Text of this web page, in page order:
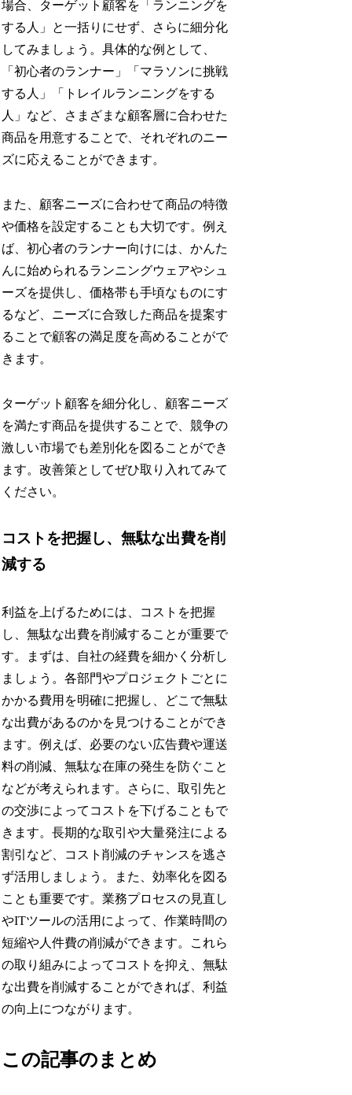
場合、ターゲット顧客を「ランニングを
する人」と一括りにせず、さらに細分化
してみましょう。具体的な例として、
「初心者のランナー」「マラソンに挑戦
する人」「トレイルランニングをする
人」など、さまざまな顧客層に合わせた
商品を用意することで、それぞれのニー
ズに応えることができます。
また、顧客ニーズに合わせて商品の特徴
や価格を設定することも大切です。例え
ば、初心者のランナー向けには、かんた
んに始められるランニングウェアやシュ
ーズを提供し、価格帯も手頃なものにす
るなど、ニーズに合致した商品を提案す
ることで顧客の満足度を高めることがで
きます。
ターゲット顧客を細分化し、顧客ニーズ
を満たす商品を提供することで、競争の
激しい市場でも差別化を図ることができ
ます。改善策としてぜひ取り入れてみて
ください。
コストを把握し、無駄な出費を削
減する
利益を上げるためには、コストを把握
し、無駄な出費を削減することが重要で
す。まずは、自社の経費を細かく分析し
ましょう。各部門やプロジェクトごとに
かかる費用を明確に把握し、どこで無駄
な出費があるのかを見つけることができ
ます。例えば、必要のない広告費や運送
料の削減、無駄な在庫の発生を防ぐこと
などが考えられます。さらに、取引先と
の交渉によってコストを下げることもで
きます。長期的な取引や大量発注による
割引など、コスト削減のチャンスを逃さ
ず活用しましょう。また、効率化を図る
ことも重要です。業務プロセスの見直し
やITツールの活用によって、作業時間の
短縮や人件費の削減ができます。これら
の取り組みによってコストを抑え、無駄
な出費を削減することができれば、利益
の向上につながります。
この記事のまとめ